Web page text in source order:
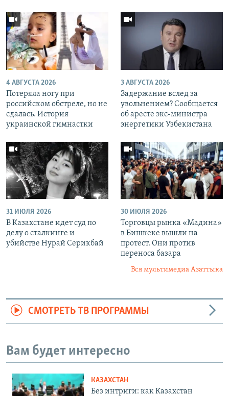
4 АВГУСТА 2026
Потеряла ногу при
российском обстреле, но не
сдалась. История
украинской гимнастки
3 АВГУСТА 2026
Задержание вслед за
увольнением? Сообщается
об аресте экс-министра
энергетики Узбекистана
31 ИЮЛЯ 2026
В Казахстане идет суд по
делу о сталкинге и
убийстве Нурай Серикбай
30 ИЮЛЯ 2026
Торговцы рынка «Мадина»
в Бишкеке вышли на
протест. Они против
переноса базара
Вся мультимедиа Азаттыка
СМОТРЕТЬ ТВ ПРОГРАММЫ
Вам будет интересно
КАЗАХСТАН
Без интриги: как Казахстан